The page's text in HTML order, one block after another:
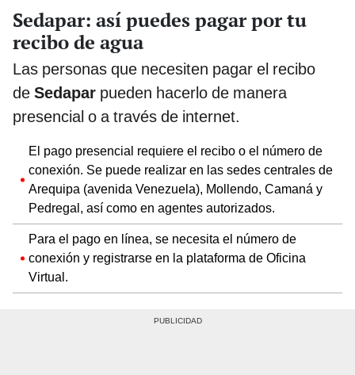
Sedapar: así puedes pagar por tu
recibo de agua
Las personas que necesiten pagar el recibo
de Sedapar pueden hacerlo de manera
presencial o a través de internet.
El pago presencial requiere el recibo o el número de
conexión. Se puede realizar en las sedes centrales de
Arequipa (avenida Venezuela), Mollendo, Camaná y
Pedregal, así como en agentes autorizados.
Para el pago en línea, se necesita el número de
conexión y registrarse en la plataforma de Oficina
Virtual.